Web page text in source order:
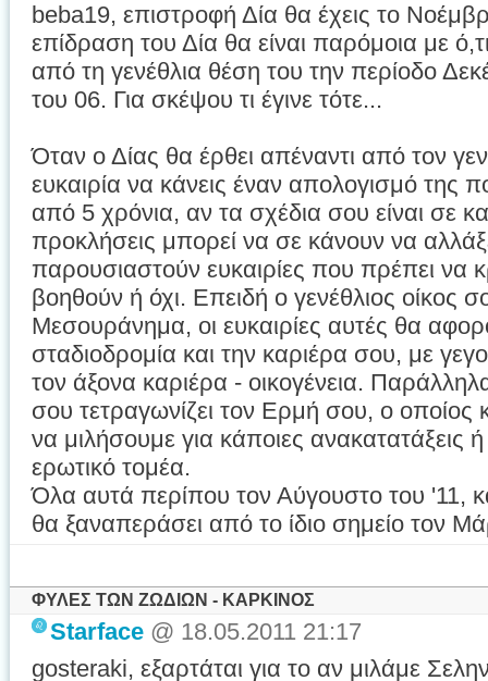
beba19, επιστροφή Δία θα έχεις το
επίδραση του Δία θα είναι παρόμοια με
από τη γενέθλια θέση του την περίοδο
του 06. Για σκέψου τι έγινε τότε...
Όταν ο Δίας θα έρθει απέναντι από τον
ευκαιρία να κάνεις έναν απολογισμό της
από 5 χρόνια, αν τα σχέδια σου είναι σε
προκλήσεις μπορεί να σε κάνουν να
παρουσιαστούν ευκαιρίες που πρέπει να
βοηθούν ή όχι. Επειδή ο γενέθλιος οίκος
Μεσουράνημα, οι ευκαιρίες αυτές θα
σταδιοδρομία και την καριέρα σου, με
τον άξονα καριέρα - οικογένεια.
σου τετραγωνίζει τον Ερμή σου, ο
να μιλήσουμε για κάποιες ανακατατάξεις
ερωτικό τομέα.
Όλα αυτά περίπου τον Αύγουστο του '11,
θα ξαναπεράσει από το ίδιο σημείο τον
ΦΥΛΕΣ ΤΩΝ ΖΩΔΙΩΝ - ΚΑΡΚΙΝΟΣ
Starface @ 18.05.2011 21:17
gosteraki, εξαρτάται για το αν μιλάμε